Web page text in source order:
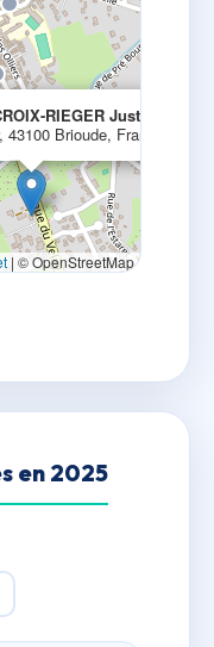
RIEGER Justine
Brioude, France
| © OpenStreetMap
en 2025